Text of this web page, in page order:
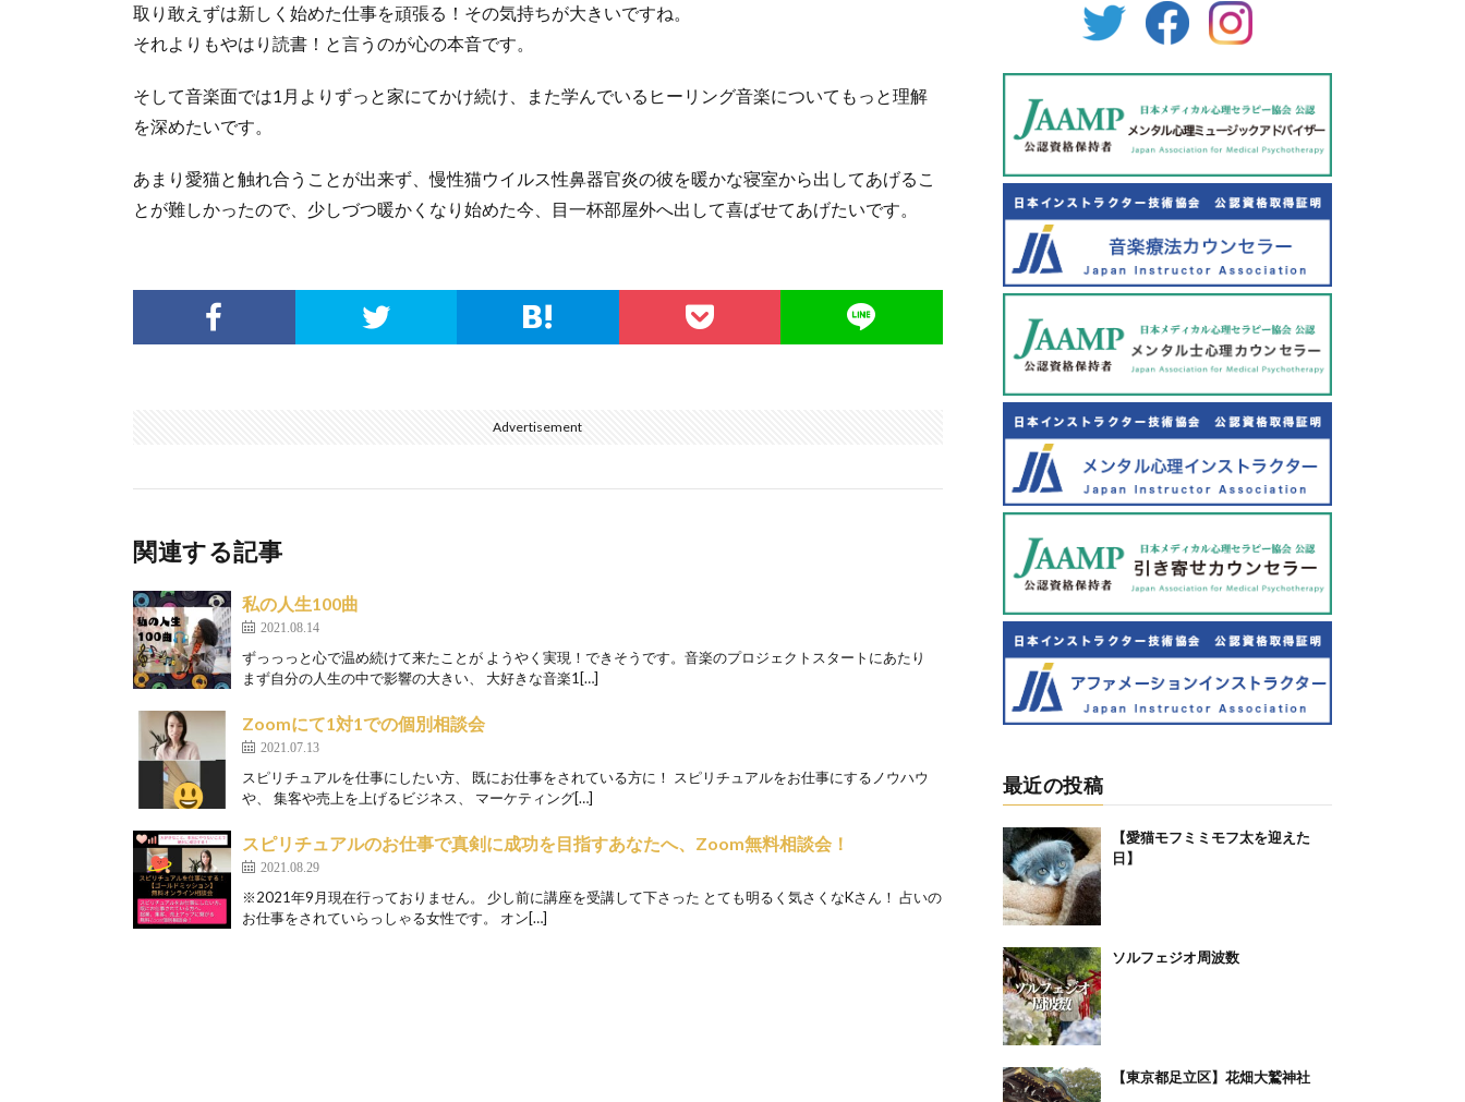
取り敢えずは新しく始めた仕事を頑張る！その気持ちが大きいですね。
それよりもやはり読書！と言うのが心の本音です。
そして音楽面では1月よりずっと家にてかけ続け、また学んでいるヒーリング音楽についてもっと理解
を深めたいです。
あまり愛猫と触れ合うことが出来ず、慢性猫ウイルス性鼻器官炎の彼を暖かな寝室から出してあげるこ
とが難しかったので、少しづつ暖かくなり始めた今、目一杯部屋外へ出して喜ばせてあげたいです。
Advertisement
関連する記事
私の人生100曲
2021.08.14
ずっっっと心で温め続けて来たことが ようやく実現！できそうです。音楽のプロジェクトスタートにあたり
まず自分の人生の中で影響の大きい、 大好きな音楽1[…]
Zoomにて1対1での個別相談会
2021.07.13
スピリチュアルを仕事にしたい方、 既にお仕事をされている方に！ スピリチュアルをお仕事にするノウハウ
や、 集客や売上を上げるビジネス、 マーケティング[…]
スピリチュアルのお仕事で真剣に成功を目指すあなたへ、Zoom無料相談会！
2021.08.29
※2021年9月現在行っておりません。 少し前に講座を受講して下さった とても明るく気さくなKさん！ 占いの
お仕事をされていらっしゃる女性です。 オン[…]
最近の投稿
【愛猫モフミミモフ太を迎えた
日】⁡
ソルフェジオ周波数
【東京都足立区】花畑大鷲神社